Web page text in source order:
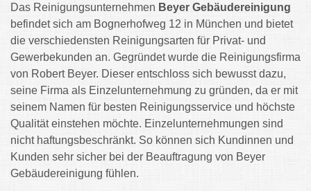
Das Reinigungsunternehmen Beyer Gebäudereinigung
befindet sich am Bognerhofweg 12 in München und bietet
die verschiedensten Reinigungsarten für Privat- und
Gewerbekunden an. Gegründet wurde die Reinigungsfirma
von Robert Beyer. Dieser entschloss sich bewusst dazu,
seine Firma als Einzelunternehmung zu gründen, da er mit
seinem Namen für besten Reinigungsservice und höchste
Qualität einstehen möchte. Einzelunternehmungen sind
nicht haftungsbeschränkt. So können sich Kundinnen und
Kunden sehr sicher bei der Beauftragung von Beyer
Gebäudereinigung fühlen.